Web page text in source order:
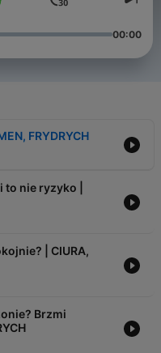
00:00
FRYDRYCH
nie ryzyko |
| CIURA,
Brzmi